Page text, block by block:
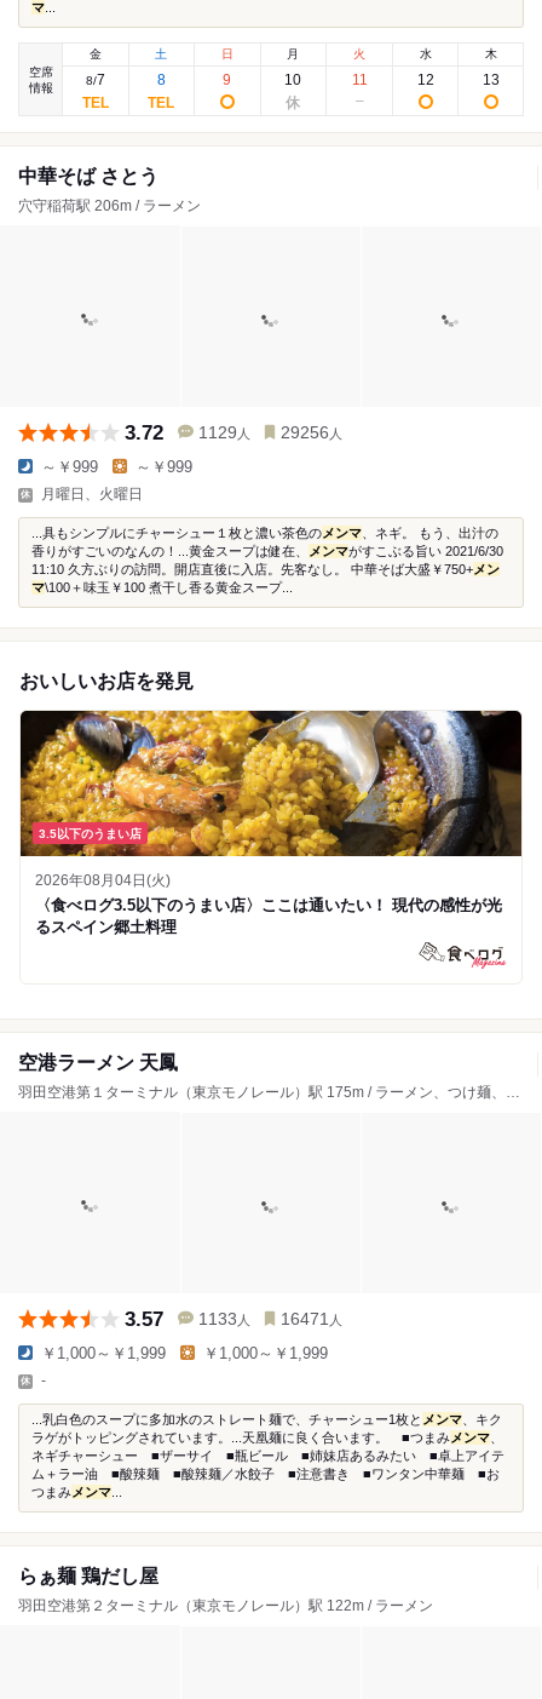
マ
空席
情報
金
8/7
土
8
日
9
月
10
火
11
水
12
木
13
中華そば さとう
穴守稲荷駅 206m / ラーメン
3.72 1129 人 29256 人
～￥999 ～￥999
月曜日、火曜日
...具もシンプルにチャーシュー１枚と濃い茶色のメンマ 、ネギ。 もう、出汁の
香りがすごいのなんの！...黄金スープは健在、
メンマがすこぶる旨い 2021/6/30
11:10 久方ぶりの訪問。開店直後に入店。先客なし。 中華そば大盛￥750+メン
マ\100＋味玉￥100 煮干し香る黄金スープ...
おいしいお店を発見
3.5以下のうまい店
2026年08月04日(火)
〈食べログ3.5以下のうまい店〉ここは通いたい！ 現代の感性が光
るスペイン郷土料理
空港ラーメン 天鳳
羽田空港第１ターミナル（東京モノレール）駅 175m / ラーメン、つけ麺、担々麺
3.57 1133 人 16471 人
￥1,000～￥1,999 ￥1,000～￥1,999
-
...乳白色のスープに多加水のストレート麺で、チャーシュー1枚と メンマ 、キク
ラゲがトッピングされています。...天凰麺に良く合います。 ■つまみメンマ
ネギチャーシュー ■ザーサイ ■瓶ビール ■姉妹店あるみたい ■卓上アイテ
ム＋ラー油 ■酸辣麺 ■酸辣麺／水餃子 ■注意書き ■ワンタン中華麺 ■お
つまみメンマ
らぁ麺 鶏だし屋
羽田空港第２ターミナル（東京モノレール）駅 122m / ラーメン